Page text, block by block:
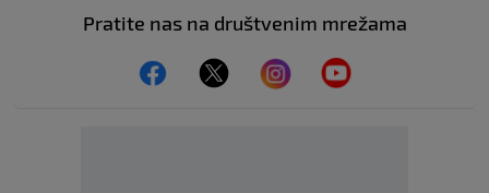
Pratite nas na društvenim mrežama